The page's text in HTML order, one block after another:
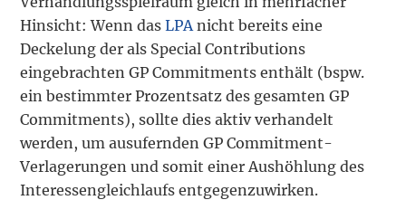
Hinsicht: Wenn dasLPA nicht bereits eine
Deckelung der als Special Contributions
eingebrachten GP Commitments enthält (bspw.
ein bestimmter Prozentsatz des gesamten GP
Commitments), sollte dies aktiv verhandelt
werden, um ausufernden GP Commitment-
Verlagerungen und somit einer Aushöhlung des
Interessengleichlaufs entgegenzuwirken.